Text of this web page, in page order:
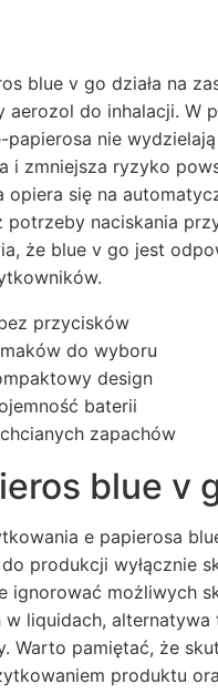
blue v go działa na
do inhalacji. W
nie
i zmniejsza ryzyko
opiera się na
potrzeby naciskania
że blue v go jest
przycisków
do wyboru
design
baterii
zapachów
blue v
e papierosa
produkcji wyłącznie
ignorować możliwych
liquidach,
Warto pamiętać, że
produktu